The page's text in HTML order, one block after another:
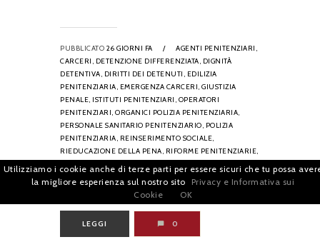
PUBBLICATO 26 GIORNI FA /
AGENTI PENITENZIARI,
CARCERI, DETENZIONE DIFFERENZIATA, DIGNITÀ
DETENTIVA, DIRITTI DEI DETENUTI, EDILIZIA
PENITENZIARIA, EMERGENZA CARCERI, GIUSTIZIA
PENALE, ISTITUTI PENITENZIARI, OPERATORI
PENITENZIARI, ORGANICI POLIZIA PENITENZIARIA,
PERSONALE SANITARIO PENITENZIARIO, POLIZIA
PENITENZIARIA, REINSERIMENTO SOCIALE,
RIEDUCAZIONE DELLA PENA, RIFORME PENITENZIARIE,
RIMPATRIO DETENUTI STRANIERI,
SISTEMA PENITENZIARIO,
SOVRAFFOLLAMENTO CARCERARIO
LEGGI 0
Utilizziamo i cookie anche di terze parti per essere sicuri che tu possa
la migliore esperienza sul nostro sito
Privacy e Informativa sui
Cookie
OK